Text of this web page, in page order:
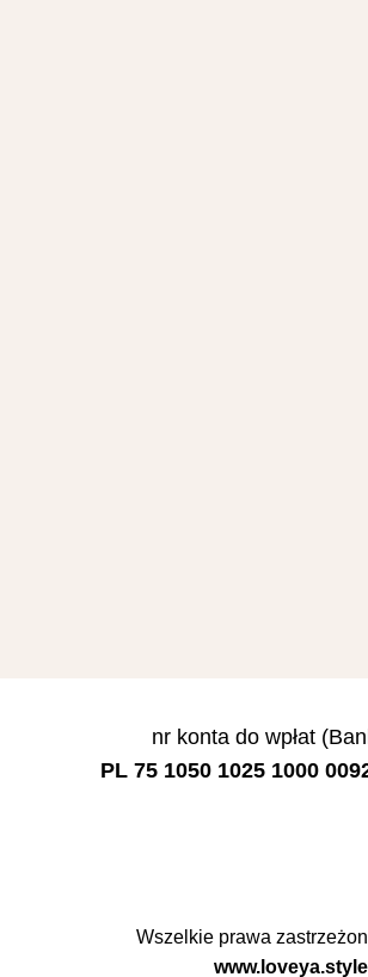
nr konta do wpłat
PL 75 1050 1025 1000
Wszelkie prawa
www.loveya.style